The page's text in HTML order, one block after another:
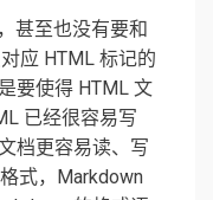
甚至也没有要和
应 HTML 标记的
要使得 HTML 文
已经很容易写
档更容易读、写
式，Markdown